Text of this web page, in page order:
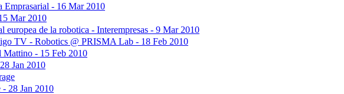
Emprasarial - 16 Mar 2010
Mar 2010
de la robotica - Interempresas - 9 Mar 2010
TV - Robotics @ PRISMA Lab - 18 Feb 2010
Mattino - 15 Feb 2010
Jan 2010
28 Jan 2010